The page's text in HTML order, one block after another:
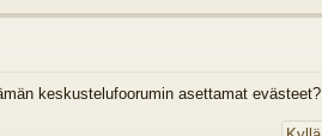
keskustelufoorumin asettamat evästeet?